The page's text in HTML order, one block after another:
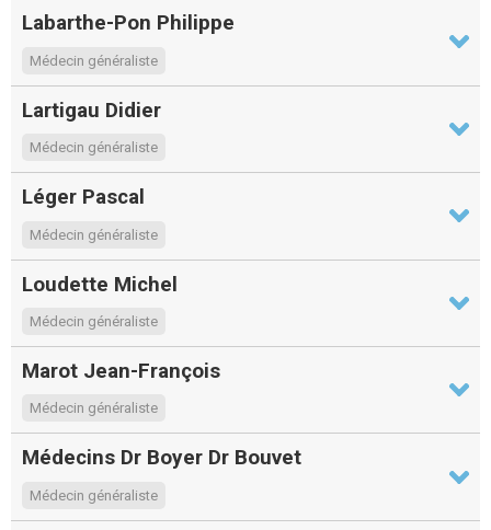
Labarthe-Pon Philippe
Médecin généraliste
Lartigau Didier
Médecin généraliste
Léger Pascal
Médecin généraliste
Loudette Michel
Médecin généraliste
Marot Jean-François
Médecin généraliste
Médecins Dr Boyer Dr Bouvet
Médecin généraliste